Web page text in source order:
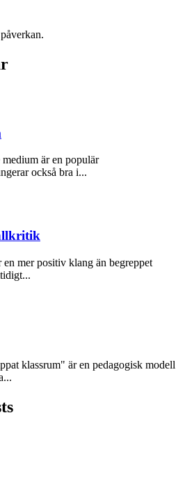
är en populär
också bra i...
mer positiv klang än begreppet
klassrum" är en pedagogisk modell